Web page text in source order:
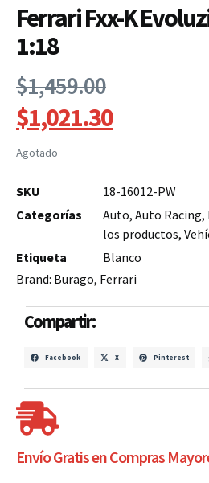
Ferrari Fxx-K
1:18
$1,459.00
$1,021.30
Agotado
SKU
18-16012-PW
Categorías
Auto, Auto Racing,
los productos,
Etiqueta
Blanco
Brand: Burago, Ferrari
Compartir:
Facebook X Pinterest
Envío Gratis en Compras